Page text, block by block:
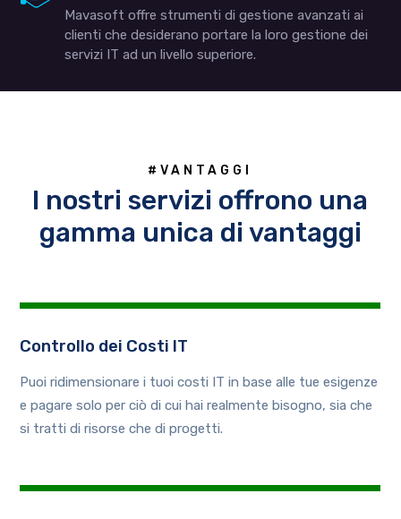
Mavasoft offre strumenti di gestione avanzati ai
clienti che desiderano portare la loro gestione dei
servizi IT ad un livello superiore.
#VANTAGGI
I nostri servizi offrono una
gamma unica di vantaggi
Controllo dei Costi IT
Puoi ridimensionare i tuoi costi IT in base alle tue esigenze
e pagare solo per ciò di cui hai realmente bisogno, sia che
si tratti di risorse che di progetti.